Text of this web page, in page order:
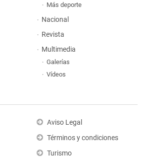
Más deporte
Nacional
Revista
Multimedia
Galerías
Vídeos
Aviso Legal
Términos y condiciones
Turismo